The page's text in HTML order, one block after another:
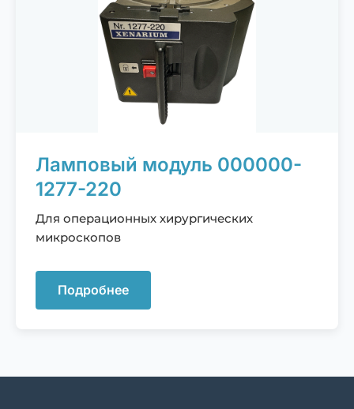
Ламповый модуль 000000-
1277-220
Для операционных хирургических
микроскопов
Подробнее